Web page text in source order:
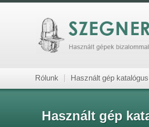
Rólunk Használt gép katalógus
Használt gép